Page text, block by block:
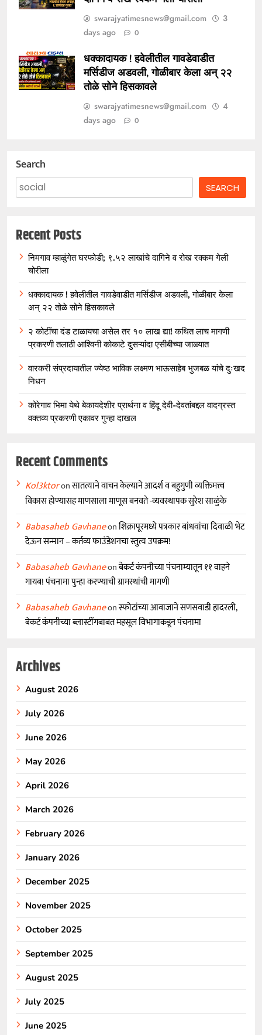
swarajyatimesnews@gmail.com
3
days ago
0
धक्कादायक ! हवेलीतील गावडेवाडीत
मर्सिडीज अडवली, गोळीबार केला अन् २२
तोळे सोने हिसकावले
swarajyatimesnews@gmail.com
4
days ago
0
Search
SEARCH
Recent Posts
निमगाव म्हाळुंगेत घरफोडी; ९.५२ लाखांचे दागिने व रोख रक्कम गेली
चोरीला
धक्कादायक ! हवेलीतील गावडेवाडीत मर्सिडीज अडवली, गोळीबार केला
अन् २२ तोळे सोने हिसकावले
२ कोटींचा दंड टाळायचा असेल तर १० लाख द्या! कथित लाच मागणी
प्रकरणी तलाठी आश्विनी कोकाटे दुसऱ्यांदा एसीबीच्या जाळ्यात
वारकरी संप्रदायातील ज्येष्ठ भाविक लक्ष्मण भाऊसाहेब भुजबळ यांचे दुःखद
निधन
कोरेगाव भिमा येथे बेकायदेशीर प्रार्थना व हिंदू देवी-देवतांबद्दल वादग्रस्त
वक्तव्य प्रकरणी एकावर गुन्हा दाखल
Recent Comments
Kol3ktoronसातत्याने वाचन केल्याने आदर्श व बहुगुणी व्यक्तिमत्त्व
विकास होण्यासह माणसाला माणूस बनवते -व्यवस्थापक सुरेश साळुंके
Babasaheb Gavhaneonशिक्रापूरमध्ये पत्रकार बांधवांचा दिवाळी भेट
देऊन सन्मान – कर्तव्य फाउंडेशनचा स्तुत्य उपक्रम!
Babasaheb Gavhaneonबेकर्ट कंपनीच्या पंचनाम्यातून ११ वाहने
गायब! पंचनामा पुन्हा करण्याची ग्रामस्थांची मागणी
Babasaheb Gavhaneonस्फोटांच्या आवाजाने सणसवाडी हादरली,
बेकर्ट कंपनीच्या ब्लास्टींगबाबत महसूल विभागाकडून पंचनामा
Archives
August 2026
July 2026
June 2026
May 2026
April 2026
March 2026
February 2026
January 2026
December 2025
November 2025
October 2025
September 2025
August 2025
July 2025
June 2025